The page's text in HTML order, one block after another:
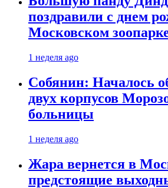
поздравили с днем
Московском
1 неделя ago
Собянин: Началось
двух корпусов
больницы
1 неделя ago
Жара вернется в
предстоящие